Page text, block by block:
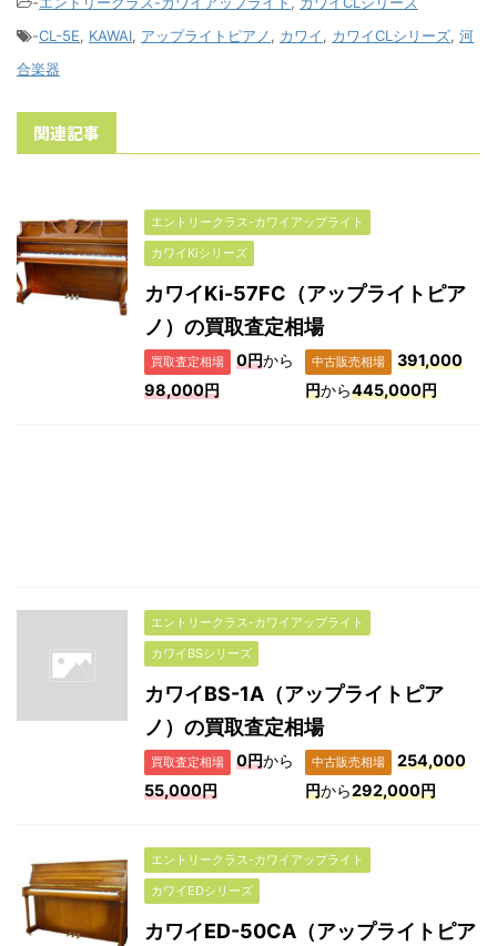
-CL-5E, KAWAI, アップライトピアノ, カワイ, カワイCLシリーズ, 河
合楽器
関連記事
エントリークラス-カワイアップライト
カワイKiシリーズ
カワイKi-57FC（アップライトピア
ノ）の買取査定相場
買取査定相場 0円から
98,000円
中古販売相場
391,000
円から445,000円
エントリークラス-カワイアップライト
カワイBSシリーズ
カワイBS-1A（アップライトピア
ノ）の買取査定相場
買取査定相場 0円から
55,000円
中古販売相場
254,000
円から292,000円
エントリークラス-カワイアップライト
カワイEDシリーズ
カワイED-50CA（アップライトピア